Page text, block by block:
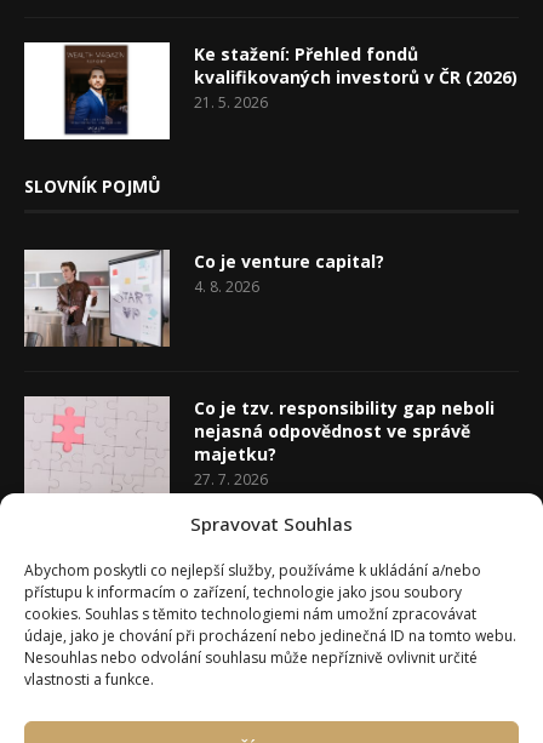
Spravovat Souhlas
Abychom poskytli co nejlepší služby, používáme k ukládání a/nebo
přístupu k informacím o zařízení, technologie jako jsou soubory
cookies. Souhlas s těmito technologiemi nám umožní zpracovávat
údaje, jako je chování při procházení nebo jedinečná ID na tomto webu.
Nesouhlas nebo odvolání souhlasu může nepříznivě ovlivnit určité
vlastnosti a funkce.
Ke stažení: Přehled fondů
kvalifikovaných investorů v ČR (2026)
21. 5. 2026
SLOVNÍK POJMŮ
Co je venture capital?
4. 8. 2026
Co je tzv. responsibility gap neboli
nejasná odpovědnost ve správě
majetku?
27. 7. 2026
20. 7. 2026